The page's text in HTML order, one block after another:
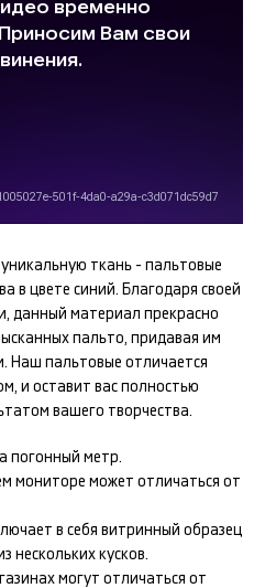
ткань - пальтовые
в цвете синий. Благодаря своей
данный материал прекрасно
пальто, придавая им
Наш пальтовые отличается
и оставит вас полностью
вашего творчества.
погонный метр.
мониторе может отличаться от
в себя витринный образец
нескольких кусков.
могут отличаться от